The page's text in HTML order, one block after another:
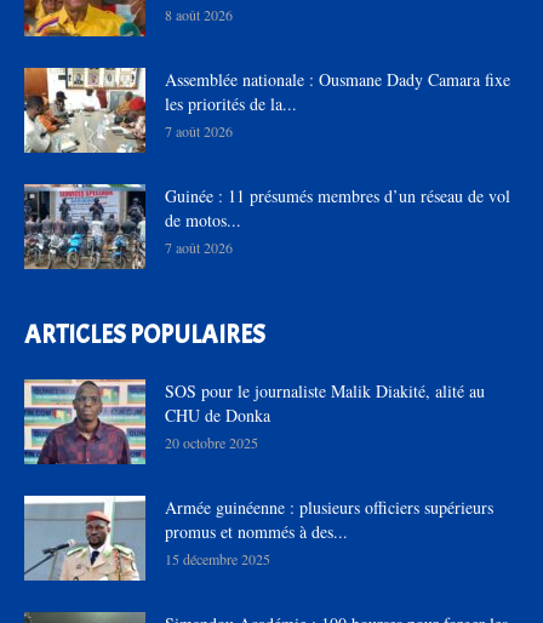
8 août 2026
Assemblée nationale : Ousmane Dady Camara fixe
les priorités de la...
7 août 2026
Guinée : 11 présumés membres d’un réseau de vol
de motos...
7 août 2026
ARTICLES POPULAIRES
SOS pour le journaliste Malik Diakité, alité au
CHU de Donka
20 octobre 2025
Armée guinéenne : plusieurs officiers supérieurs
promus et nommés à des...
15 décembre 2025